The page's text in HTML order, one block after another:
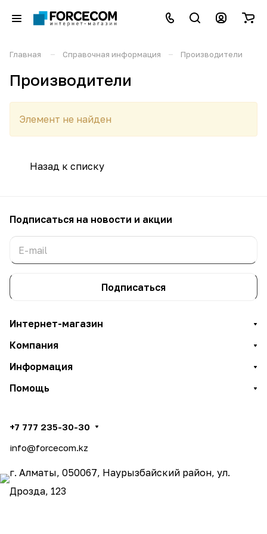
Главная – Справочная информация – Производители
Производители
Элемент не найден
Назад к списку
Подписаться на новости и акции
Подписаться
Интернет-магазин
Компания
Информация
Помощь
+7 777 235-30-30
info@forcecom.kz
г. Алматы, 050067, Наурызбайский район, ул.
Дрозда, 123